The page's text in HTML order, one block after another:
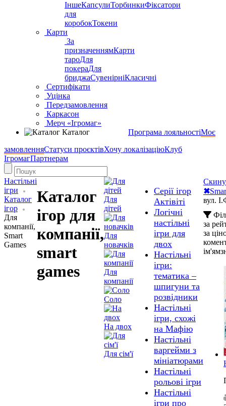
ІншеКапсулиТорбинкиФіксатори
для
коробокТокени
Карти
За
призначеннямКарти
тароДля
покераДля
бриджаСувенірніКласичні
Сертифікати
Уцінка
Передзамовлення
Каркасон
Мерч «Ігромаг»
Каталог
Програма лояльностіМоє
замовленняСтатуси проєктівХочу локалізаціюКлуб
ІгромагПартнерам
Настільні
ігри
Каталог
ігор
Для
компанії,
Smart
Games
Каталог
ігор для
компанії,
smart
games
Для
дітей
Для
новачків
Для
компанії
Соло
На двох
Для сім'ї
Серії ігор
Актівіті
Логічні
настільні
ігри для
двох
Настільні
ігри:
тематика –
шпигуни та
розвідники
Настільні
ігри, схожі
на Мафію
Настільні
варгейми з
мініатюрами
Настільні
рольові ігри
Настільні
ігри про
✖
вул.
за
за
ім'ям